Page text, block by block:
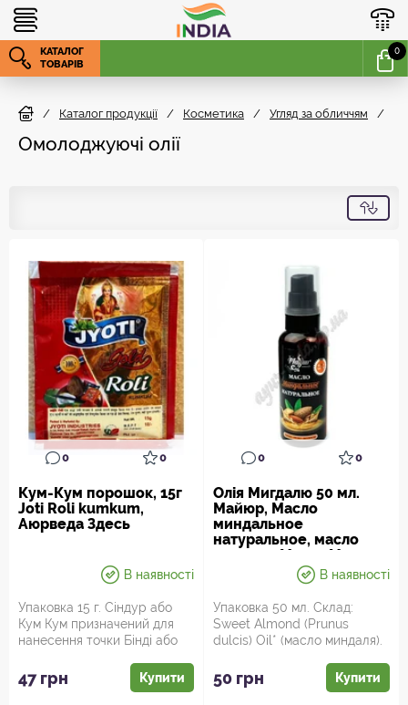
КАТАЛОГ
ТОВАРІВ
0
/ Каталог продукції / Косметика / Угляд за обличчям /
Омолоджуючі олії
0 0
Кум-Кум порошок, 15г
Joti Roli kumkum,
Аюрведа Здесь
В наявності
Упаковка 15 г. Сіндур або
Кум Кум призначений для
нанесення точки Бінді або
47 грн Купити
0 0
Олія Мигдалю 50 мл.
Майюр, Масло
миндальное
натуральное, масло
миндаля Маюр, Mayur
Sweet Almond (Prunus
dulcis) Oil, Аюрведа Зде
В наявності
Упаковка 50 мл. Склад:
Sweet Almond (Prunus
dulcis) Oil* (масло миндаля).
50 грн Купити